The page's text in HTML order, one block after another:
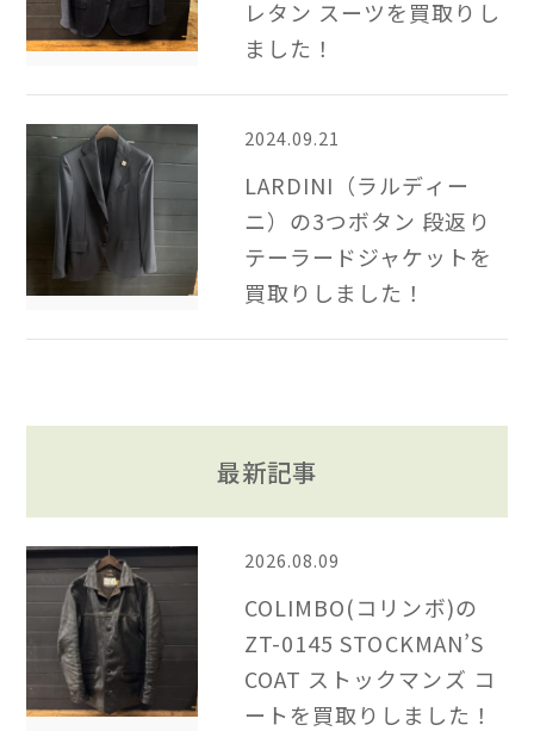
レタン スーツを買取りし
ました！
2024.09.21
LARDINI（ラルディー
ニ）の3つボタン 段返り
テーラードジャケットを
買取りしました！
最新記事
2026.08.09
COLIMBO(コリンボ)の
ZT-0145 STOCKMAN’S
COAT ストックマンズ コ
ートを買取りしました！